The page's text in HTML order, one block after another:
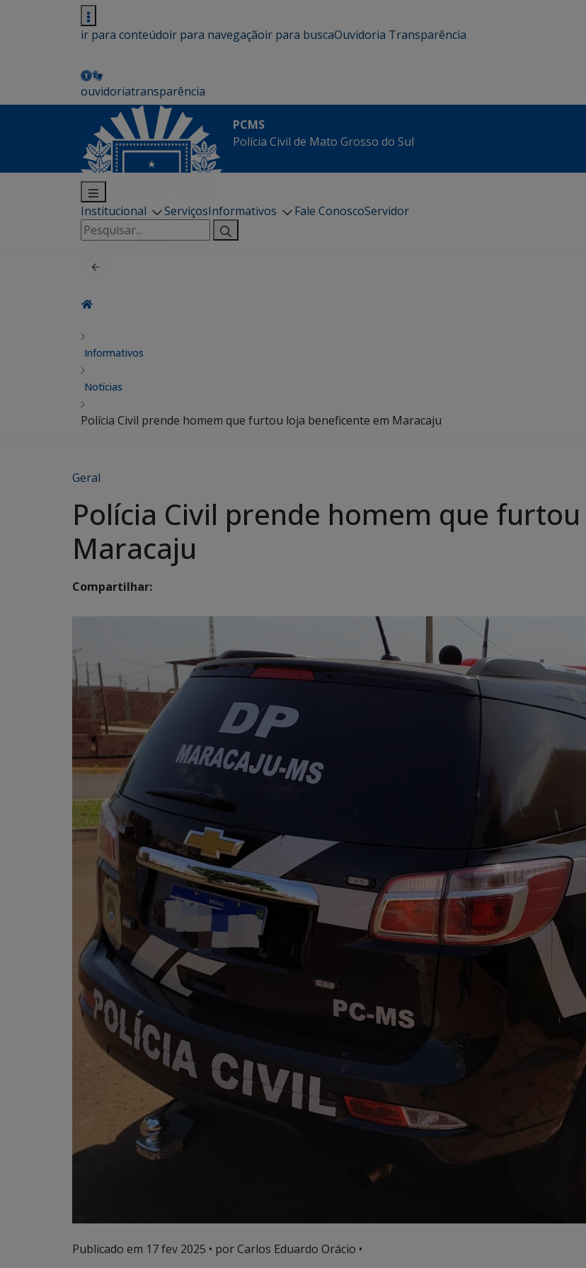
ir para conteúdoir para navegaçãoir para buscaOuvidoria Transparência
ouvidoriatransparência
PCMS
Polícia Civil de Mato Grosso do Sul
Institucional ServiçosInformativos Fale ConoscoServidor
Pesquisar
por:
Informativos
Notícias
Polícia Civil prende homem que furtou loja beneficente em Maracaju
Geral
Polícia Civil prende homem que
Maracaju
Compartilhar:
Publicado em 17 fev 2025 • por Carlos Eduardo Orácio •